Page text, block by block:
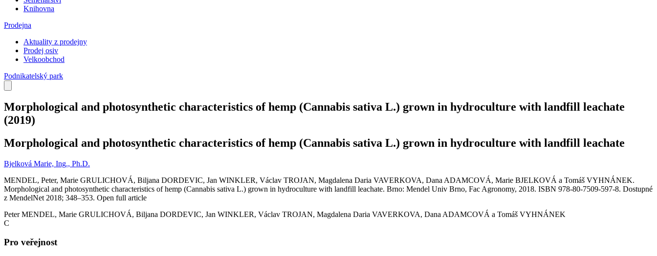
Knihovna
Prodejna
Aktuality z prodejny
Prodej osiv
Velkoobchod
Podnikatelský park
Morphological and photosynthetic characteristics of hemp (Cannabis sativa L.) grown in hydroculture with landfill leachate
(2019)
Morphological and photosynthetic characteristics of hemp (Cannabis sativa L.) grown in hydroculture with landfill leachate
Bjelková Marie, Ing., Ph.D.
MENDEL, Peter, Marie GRULICHOVÁ, Biljana DORDEVIC, Jan WINKLER, Václav TROJAN, Magdalena Daria VAVERKOVA, Dana ADAMCOVÁ, Marie BJELKOVÁ a Tomáš VYHNÁNEK.
Morphological and photosynthetic characteristics of hemp (Cannabis sativa L.) grown in hydroculture with landfill leachate. Brno: Mendel Univ Brno, Fac Agronomy, 2018. ISBN 978-80-7509-597-8. Dostupné
z MendelNet 2018; 348–353. Open full article
Peter MENDEL, Marie GRULICHOVÁ, Biljana DORDEVIC, Jan WINKLER, Václav TROJAN, Magdalena Daria VAVERKOVA, Dana ADAMCOVÁ a Tomáš VYHNÁNEK
C
Pro veřejnost